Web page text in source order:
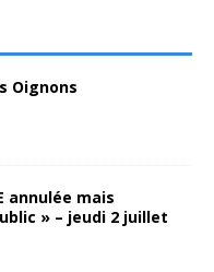
Oignons
annulée mais
» – jeudi 2 juillet